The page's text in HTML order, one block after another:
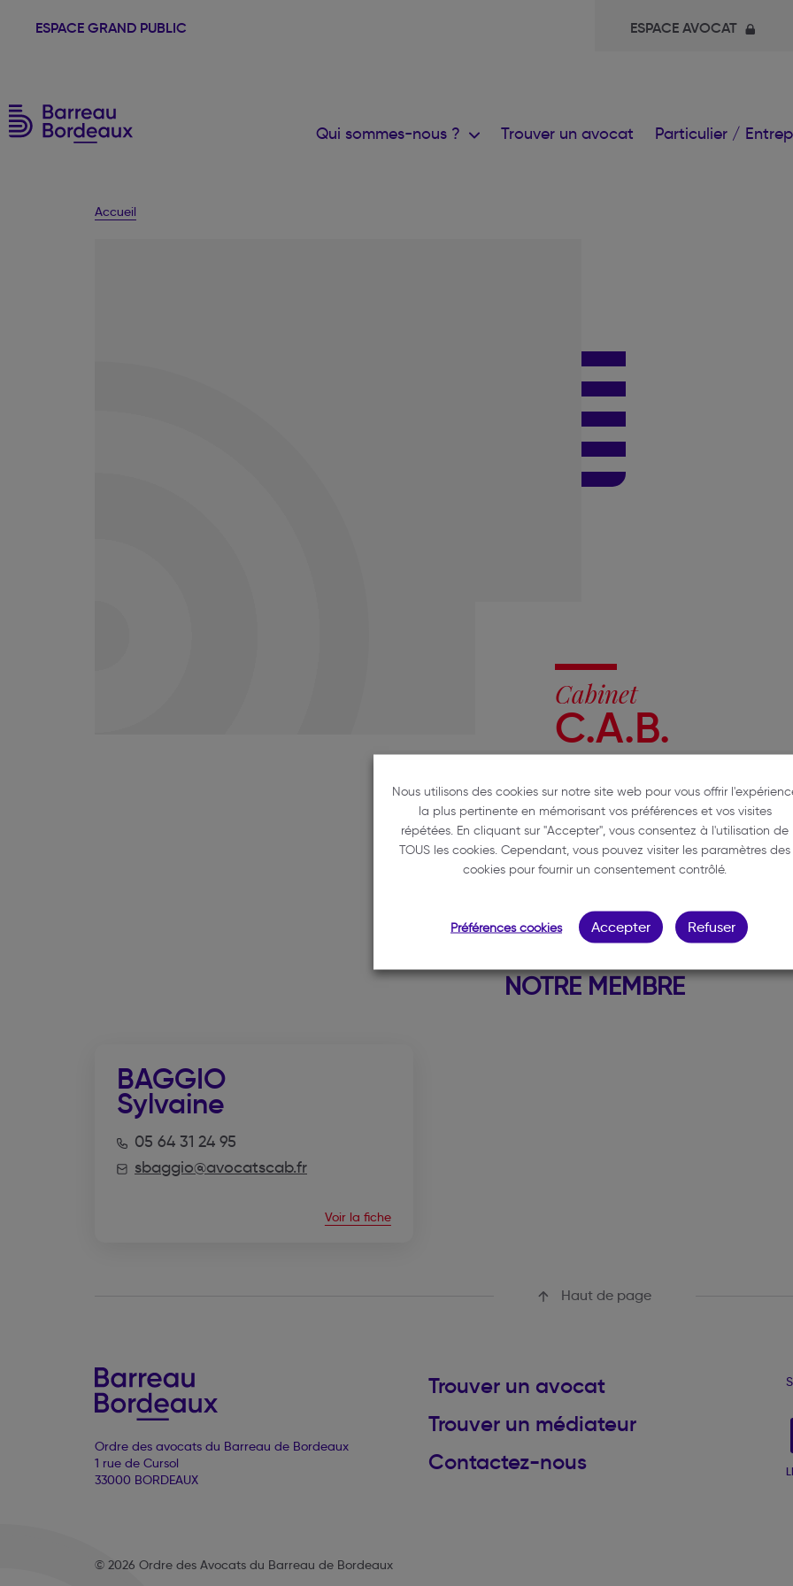
ESPACE GRAND PUBLIC ESPACE AVOCAT
Qui sommes-nous ? Trouver un avocat Particulier /
Accueil
Cabinet
C.A.B.
21 rue Bouffard
33000 BORDEAUX
05 64 31 24 95
contact@avocatscab.fr
NOTRE MEMBRE
BAGGIO
Sylvaine
05 64 31 24 95
sbaggio@avocatscab.fr
Voir la fiche
Haut de page
Ordre des avocats du Barreau de Bordeaux
1 rue de Cursol
33000 BORDEAUX
Trouver un avocat
Trouver un médiateur
Contactez-nous
© 2026 Ordre des Avocats du Barreau de Bordeaux
Nous utilisons des cookies sur notre site web pour vous offrir
la plus pertinente en mémorisant vos préférences et vos visites
répétées. En cliquant sur "Accepter", vous consentez à l'utilisation de
TOUS les cookies. Cependant, vous pouvez visiter les paramètres des
cookies pour fournir un consentement contrôlé.
Préférences cookies Accepter Refuser